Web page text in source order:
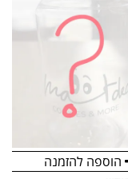
הוספה להזמנה